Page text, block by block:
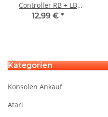
Controller RB + LB
Tasten Buttons + Bezel
12,99 € *
Kategorien
Konsolen Ankauf
Atari